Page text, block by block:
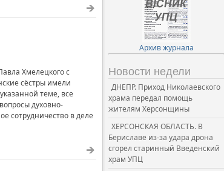
Хмелецкого с
сёстры имели
теме, все
духовно-
сотрудничество в деле
Архив журнала
Новости недели
ДНЕПР. Приход Николаевского
храма передал помощь
жителям Херсонщины
ХЕРСОНСКАЯ ОБЛАСТЬ. В
Бериславе из-за удара дрона
сгорел старинный Введенский
храм УПЦ